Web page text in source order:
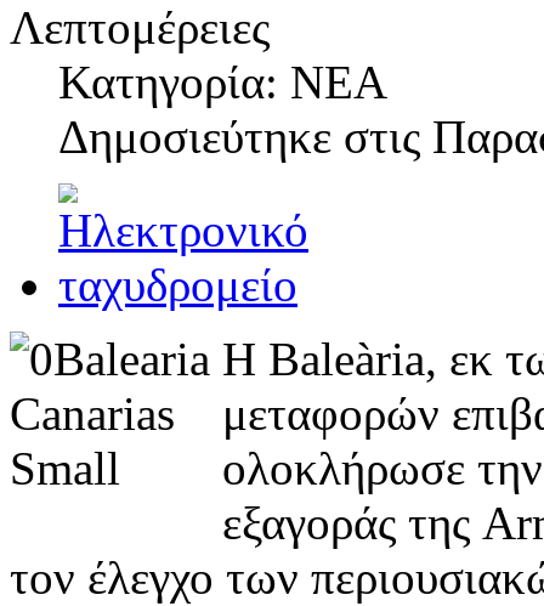
Λεπτομέρειες
Κατηγορία: ΝΕΑ
Δημοσιεύτηκε στις
Η Baleària, εκ
μεταφορών
ολοκλήρωσε
εξαγοράς της
τον έλεγχο των